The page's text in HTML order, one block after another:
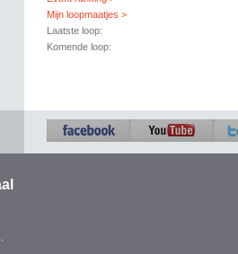
Mijn loopmaatjes >
Laatste loop:
Komende loop: